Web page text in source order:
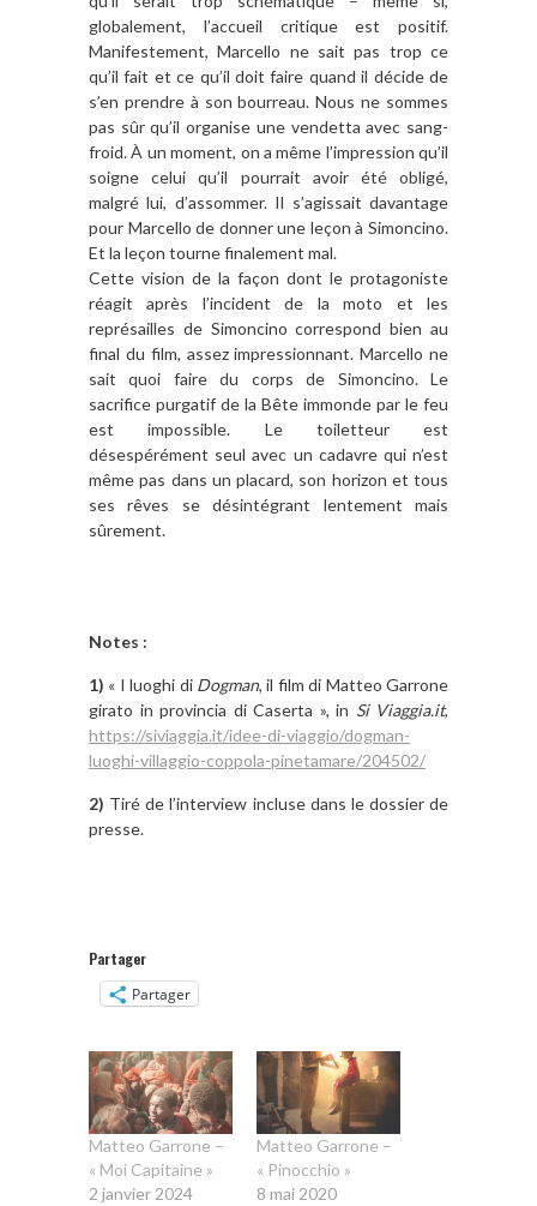
globalement, l’accueil critique est positif.
Manifestement, Marcello ne sait pas trop ce
qu’il fait et ce qu’il doit faire quand il décide de
s’en prendre à son bourreau. Nous ne sommes
pas sûr qu’il organise une vendetta avec sang-
froid. À un moment, on a même l’impression qu’il
soigne celui qu’il pourrait avoir été obligé,
malgré lui, d’assommer. Il s’agissait davantage
pour Marcello de donner une leçon à Simoncino.
Et la leçon tourne finalement mal.
Cette vision de la façon dont le protagoniste
réagit après l’incident de la moto et les
représailles de Simoncino correspond bien au
final du film, assez impressionnant. Marcello ne
sait quoi faire du corps de Simoncino. Le
sacrifice purgatif de la Bête immonde par le feu
est impossible. Le toiletteur est
désespérément seul avec un cadavre qui n’est
même pas dans un placard, son horizon et tous
ses rêves se désintégrant lentement mais
sûrement.
Notes :
1) « I luoghi di Dogman, il film di Matteo Garrone
girato in provincia di Caserta », in Si Viaggia.it,
https://siviaggia.it/idee-di-viaggio/dogman-
luoghi-villaggio-coppola-pinetamare/204502/
2) Tiré de l’interview incluse dans le dossier de
presse.
Partager
Partager
Matteo Garrone –
« Moi Capitaine »
2 janvier 2024
Matteo Garrone –
« Pinocchio »
8 mai 2020